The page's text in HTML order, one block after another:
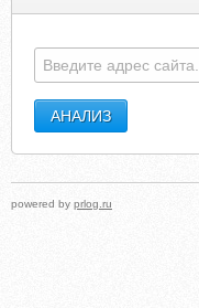
powered by prlog.ru